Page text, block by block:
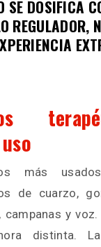
SE DOSIFICA
REGULADOR,
más
de cuarzo,
campanas y
distinta.